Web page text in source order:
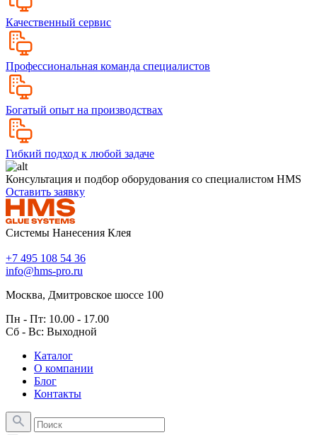
Качественный сервис
Профессиональная команда специалистов
Богатый опыт на производствах
Гибкий подход к любой задаче
Консультация и подбор оборудования со специалистом HMS
Оставить заявку
Системы Нанесения Клея
+7 495 108 54 36
info@hms-pro.ru
Москва, Дмитровское шоссе 100
Пн - Пт: 10.00 - 17.00
Сб - Вс: Выходной
Каталог
О компании
Блог
Контакты